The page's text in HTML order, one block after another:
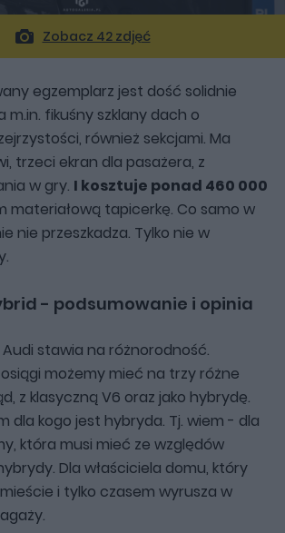
Zobacz 42 zdjęć
egzemplarz jest dość solidnie
m.in. fikuśny szklany dach o
również sekcjami. Ma
trzeci ekran dla pasażera, z
w gry. I kosztuje ponad 460 000
materiałową tapicerkę. Co samo w
nie przeszkadza. Tylko nie w
- podsumowanie i opinia
Audi stawia na różnorodność.
możemy mieć na trzy różne
z klasyczną V6 oraz jako hybrydę.
dla kogo jest hybryda. Tj. wiem - dla
która musi mieć ze względów
Dla właściciela domu, który
i tylko czasem wyrusza w